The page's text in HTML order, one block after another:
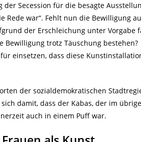
Secession für die besagte
Rede war“. Fehlt nun die Bewilligung
der Erschleichung unter Vorgabe
trotz Täuschung bestehen?
einsetzen, dass diese
der sozialdemokratischen
damit, dass der Kabas, der im
auch in einem Puff war.